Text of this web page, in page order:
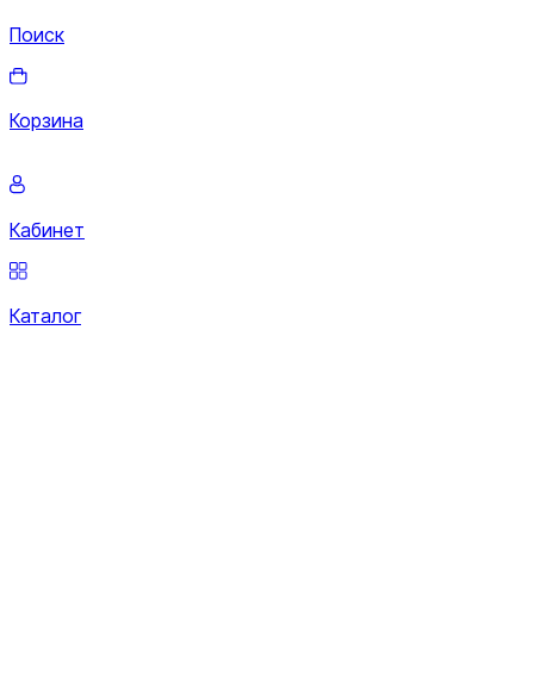
Поиск
Корзина
Кабинет
Каталог